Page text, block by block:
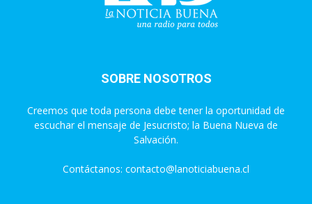
SOBRE NOSOTROS
Creemos que toda persona debe tener la oportunidad de
escuchar el mensaje de Jesucristo; la Buena Nueva de
Salvación.
Contáctanos: contacto@lanoticiabuena.cl